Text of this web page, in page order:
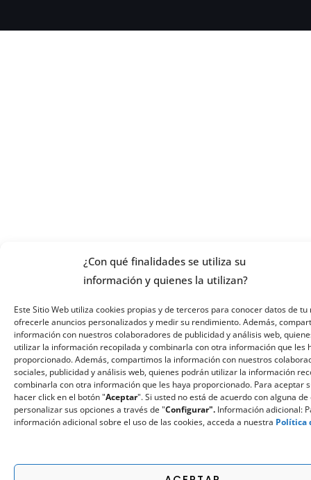
¿Con qué finalidades se utiliza su
información y quienes la utilizan?
Este Sitio Web utiliza cookies propias y de terceros para conocer datos de tu
ofrecerle anuncios personalizados y medir su rendimiento. Además,
información con nuestros colaboradores de publicidad y análisis web,
utilizar la información recopilada y combinarla con otra información que les
proporcionado. Además, compartimos la información con nuestros
sociales, publicidad y análisis web, quienes podrán utilizar la información
combinarla con otra información que les haya proporcionado. Para aceptar
hacer click en el botón "Aceptar". Si usted no está de acuerdo con alguna
personalizar sus opciones a través de "Configurar". Información adicional:
información adicional sobre el uso de las cookies, acceda a nuestra Política